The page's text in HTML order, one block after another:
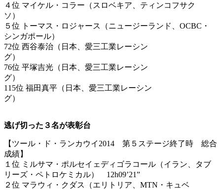
４位 マイケル・コラー（スロベキア、ティンコフサク
ソ）
５位 トーマス・ロジャース（ニュージーランド、OCBC・
シンガポール）
72位 西谷泰治（日本、愛三工業レーシン
グ）
76位 平塚吉光（日本、愛三工業レーシン
グ）
115位 福田真平（日本、愛三工業レーシン
グ）
逃げ切った３名が表彰台
【ツール・ド・ランカウイ2014 第５ステージ終了時 総合
成績】
１位 ミルサマ・ポルセイェディゴラコール（イラン、タブ
リーズ・ペトロケミカル） 12h09’21”
２位 マラウィ・クダス（エリトリア、MTN・キュベ